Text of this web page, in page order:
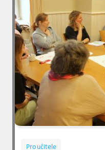
Pro učitele